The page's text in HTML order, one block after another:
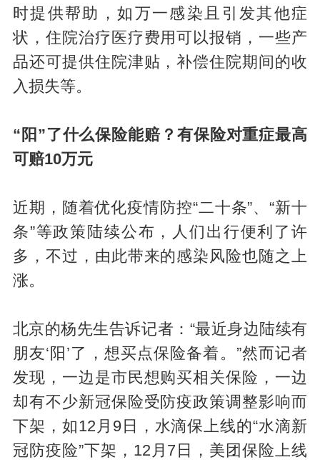
时提供帮助，如万一感染且引发其他症
状，住院治疗医疗费用可以报销，一些产
品还可提供住院津贴，补偿住院期间的收
入损失等。
“阳”了什么保险能赔？ 有保险对重症最高
可赔10万元
近期，随着优化疫情防控“二十条”、“新十
条”等政策陆续公布，人们出行便利了许
多，不过，由此带来的感染风险也随之上
涨。
北京的杨先生告诉记者：“最近身边陆续有
朋友‘阳’了，想买点保险备着。”然而记者
发现，一边是市民想购买相关保险，一边
却有不少新冠保险受防疫政策调整影响而
下架，如12月9日，水滴保上线的“水滴新
冠防疫险”下架，12月7日，美团保险上线